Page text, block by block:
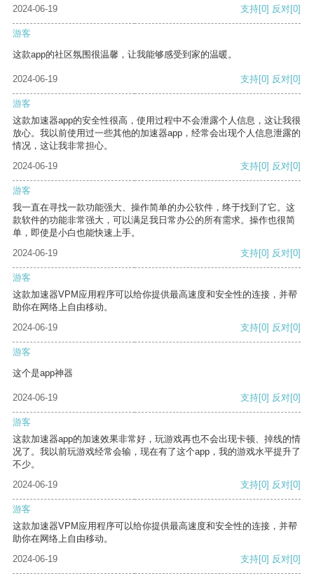
2024-06-19 支持[0] 反对[0]
游客
这款app的社区氛围很温馨，让我能够感受到家的温暖。
2024-06-19 支持[0] 反对[0]
游客
这款加速器app的安全性很高，使用过程中不会泄露个人信息，这让我很
放心。我以前使用过一些其他的加速器app，经常会出现个人信息泄露的
情况，这让我非常担心。
2024-06-19
支持[0] 反对[0]
游客
我一直在寻找一款功能强大、操作简单的办公软件，终于找到了它。这
款软件的功能非常强大，可以满足我日常办公的所有需求。操作也很简
单，即使是小白也能快速上手。
2024-06-19
支持[0] 反对[0]
游客
这款加速器VPM应用程序可以给你提供最高速度和安全性的连接，并帮
助你在网络上自由移动。
2024-06-19
支持[0] 反对[0]
游客
这个是app神器
2024-06-19 支持[0] 反对[0]
游客
这款加速器app的加速效果非常好，玩游戏再也不会出现卡顿、掉线的情
况了。我以前玩游戏经常会输，现在有了这个app，我的游戏水平提升了
不少。
2024-06-19
支持[0] 反对[0]
游客
这款加速器VPM应用程序可以给你提供最高速度和安全性的连接，并帮
助你在网络上自由移动。
2024-06-19
支持[0] 反对[0]